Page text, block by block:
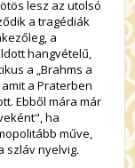
lesz az utolsó
a tragédiák
a
hangvételű,
a „Brahms a
a Praterben
Ebből mára már
ha
műve,
szláv nyelvig.